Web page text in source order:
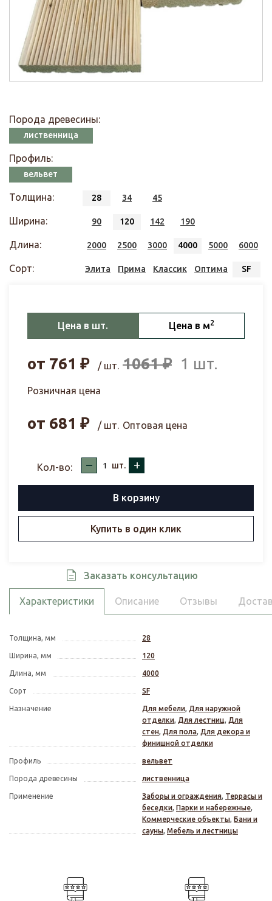
Порода древесины:
лиственница
Профиль:
вельвет
Толщина: 28 34 45
Ширина: 90 120 142 190
Длина: 2000 2500 3000 4000 5000 6000
Сорт: Элита Прима Классик Оптима SF
Цена в шт. Цена в м2
от 761 ₽ / шт. 1061₽ 1 шт.
Розничная цена
от 681 ₽ / шт. Оптовая цена
Кол-во: – шт. +
В корзину
Купить в один клик
Заказать консультацию
Характеристики Описание Отзывы
Толщина, мм 28
Ширина, мм 120
Длина, мм 4000
Сорт SF
Назначение Для мебели, Для наружной
отделки, Для лестниц, Для
стен, Для пола, Для декора и
финишной отделки
Профиль вельвет
Порода древесины лиственница
Применение Заборы и ограждения, Террасы и
беседки, Парки и набережные,
Коммерческие объекты, Бани и
сауны, Мебель и лестницы